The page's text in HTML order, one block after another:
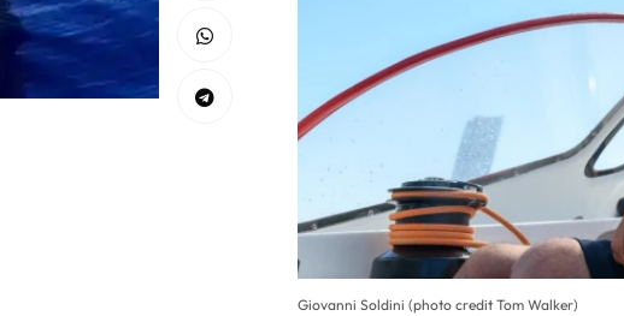
Giovanni Soldini (photo credit Tom Walker)